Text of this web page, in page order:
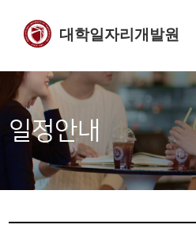
대학일자리개발원
일정안내